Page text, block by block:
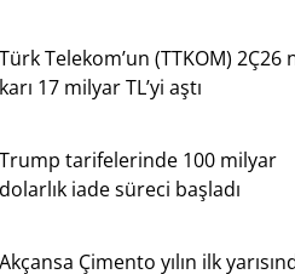
Türk Telekom’un (TTKOM) 2Ç26
karı 17 milyar TL’yi aştı
Trump tarifelerinde 100 milyar
dolarlık iade süreci başladı
Akçansa Çimento yılın ilk